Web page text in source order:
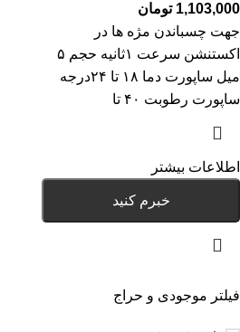
فیلتر موجودی و حراج
1,103,000 تومان
جهت چسباندن مژه ها در
اکستنشن سرعت ۱ثانیه حجم ۵
میل ساپورت دما ۱۸ تا ۲۴درجه
ساپورت رطوبت ۴۰ تا
اطلاعات بیشتر
خبرم کنید